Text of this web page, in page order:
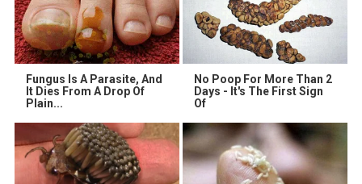
Fungus Is A Parasite, And
It Dies From A Drop Of
Plain...
No Poop For More Than 2
Days - It's The First Sign
Of